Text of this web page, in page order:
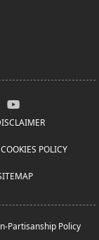
POLICY
Partisanship Policy